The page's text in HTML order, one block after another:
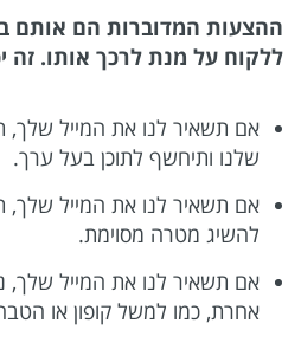
ההצעות המדוברות הם אותם
ללקוח על מנת לרכך אותו. זה
אם תשאיר לנו את המייל שלך,
שלנו ותיחשף לתוכן בעל ערך.
אם תשאיר לנו את המייל שלך,
להשיג מטרה מסוימת.
אם תשאיר לנו את המייל
אחרת, כמו למשל קופון או